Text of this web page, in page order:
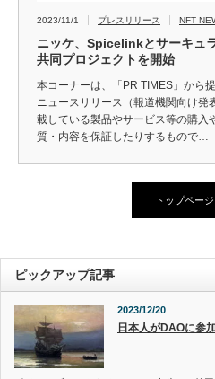
2023/11/1 プレスリリース NFT
ニッケ、Spicelinkとサーキュ
共同プロジェクトを開始
本コーナーは、「PR TIMES」から
ニュースリリース（報道機関向け発
載している製品やサービス等の購入
質・内容を保証したりするもので…
トップペー
ピックアップ記事
2023/12/20
日本人がDAOに参